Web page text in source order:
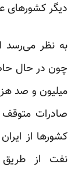
دیگر کشورهای
به نظر می‌رسد
چون در حال
میلیون و صد
صادرات
کشور‌ها از
نفت از